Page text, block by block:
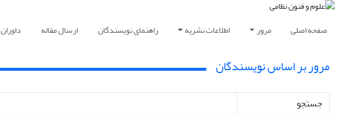
صفحه اصلی مرور اطلاعات نشریه راهنمای نویسندگان ارسال مقاله داوران
مرور بر اساس نویسندگان
جستجو